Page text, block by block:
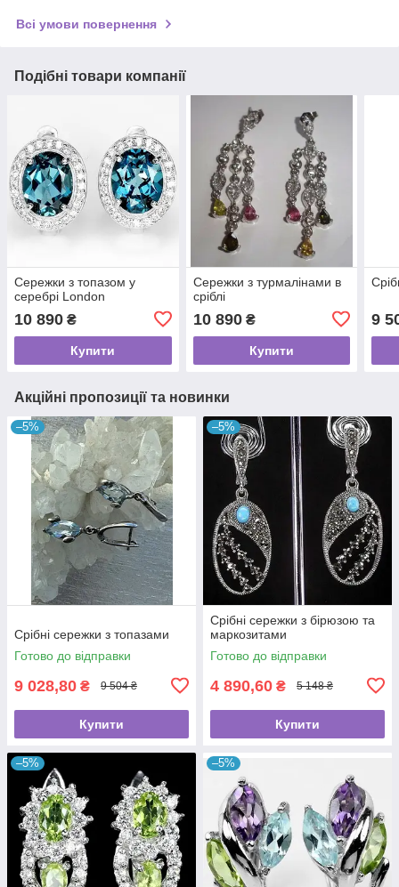
Всі умови повернення
Подібні товари компанії
Сережки з топазом у
серебрі London
10 890 ₴
Купити
Сережки з турмалінами в
сріблі
10 890₴
Купити
9
Акційні пропозиції та новинки
–5%
Срібні сережки з топазами
Готово до відправки
9 028,80 ₴ 9 504 ₴
Купити
–5%
Срібні сережки з бірюзою та
маркозитами
Готово до відправки
4 890,60 ₴ 5 148 ₴
Купити
–5% –5%